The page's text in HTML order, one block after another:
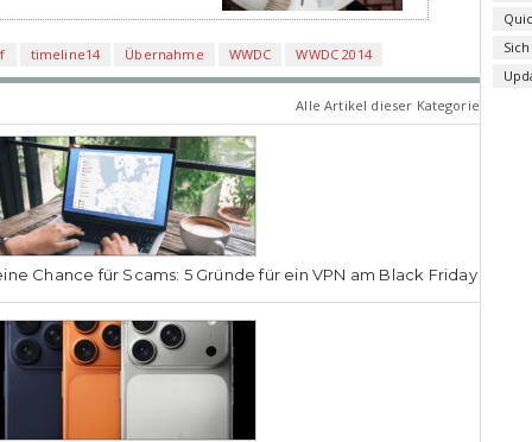
timeline14 Übernahme WWDC WWDC 2014
Alle Artikel dieser Kategorie
Chance für Scams: 5 Gründe für ein VPN am Black Friday